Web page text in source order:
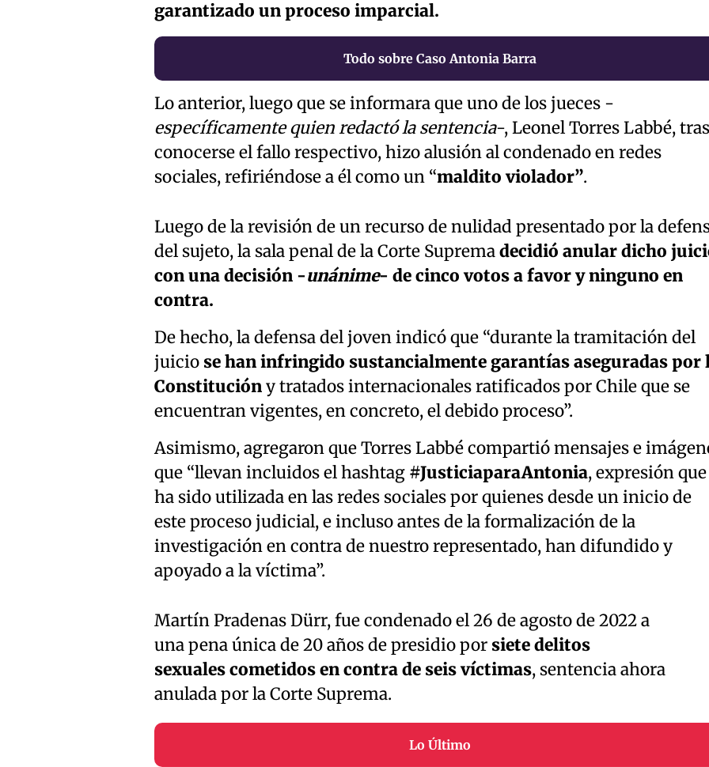
garantizado un proceso imparcial.
Todo sobre Caso Antonia Barra
Lo anterior, luego que se informara que uno de los jueces -
específicamente quien redactó la sentencia-, Leonel Torres Labbé, tras
conocerse el fallo respectivo, hizo alusión al condenado en redes
sociales, refiriéndose a él como un “maldito violador”.
Luego de la revisión de un recurso de nulidad presentado por la
del sujeto, la sala penal de la Corte Supremadecidió anular dicho
con una decisión -unánime- de cinco votos a favor y ninguno en
contra.
De hecho, la defensa del joven indicó que “durante la tramitación del
juicio se han infringido sustancialmente garantías aseguradas por
Constitucióny tratados internacionales ratificados por Chile que se
encuentran vigentes, en concreto, el debido proceso”.
Asimismo, agregaron que Torres Labbé compartió mensajes e
que “llevan incluidos el hashtag #JusticiaparaAntonia, expresión que
ha sido utilizada en las redes sociales por quienes desde un inicio de
este proceso judicial, e incluso antes de la formalización de la
investigación en contra de nuestro representado, han difundido y
apoyado a la víctima”.
Martín Pradenas Dürr, fue condenado el 26 de agosto de 2022 a
una pena única de 20 años de presidio por siete delitos
sexuales cometidos en contra de seis víctimas, sentencia ahora
anulada por la Corte Suprema.
Lo Último